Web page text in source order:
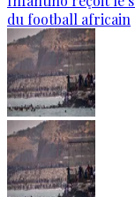
du football africain